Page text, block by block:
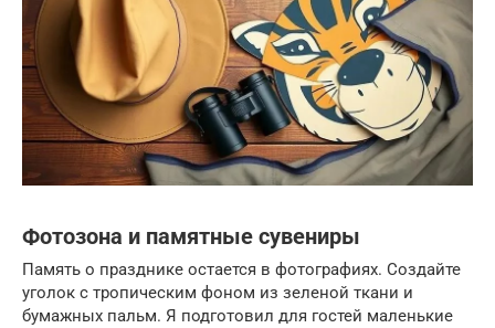
Фотозона и памятные сувениры
Память о празднике остается в фотографиях. Создайте
уголок с тропическим фоном из зеленой ткани и
бумажных пальм. Я подготовил для гостей маленькие